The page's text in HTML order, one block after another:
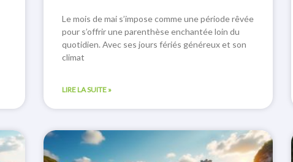
Le mois de mai s’impose comme une période rêvée
pour s’offrir une parenthèse enchantée loin du
quotidien. Avec ses jours fériés généreux et son
climat
LIRE LA SUITE »